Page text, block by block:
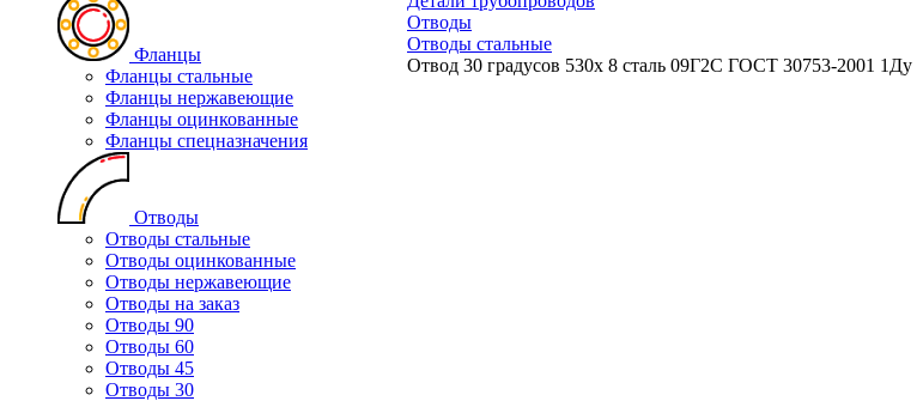
Фланцы
Фланцы стальные
Фланцы нержавеющие
Фланцы оцинкованные
Фланцы спецназначения
Отводы
Отводы стальные
Отводы оцинкованные
Отводы нержавеющие
Отводы на заказ
Отводы 90
Отводы 60
Отводы 45
Отводы 30
Отводы
Отводы стальные
Отвод 30 градусов 530х 8 сталь 09Г2С ГОСТ 30753-2001 1Ду